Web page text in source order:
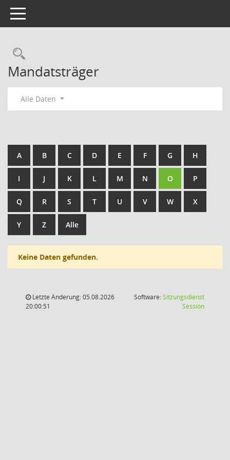
Toggle navigation
Rechercheauswahl
Mandatsträger
Alle Daten
A B C D E F G H
I J K L M N O P
Q R S T U V W X
Y Z Alle
Keine Daten gefunden.
Letzte Änderung: 05.08.2026
20:00:51
Software:Sitzungsdienst
Session(Wird in